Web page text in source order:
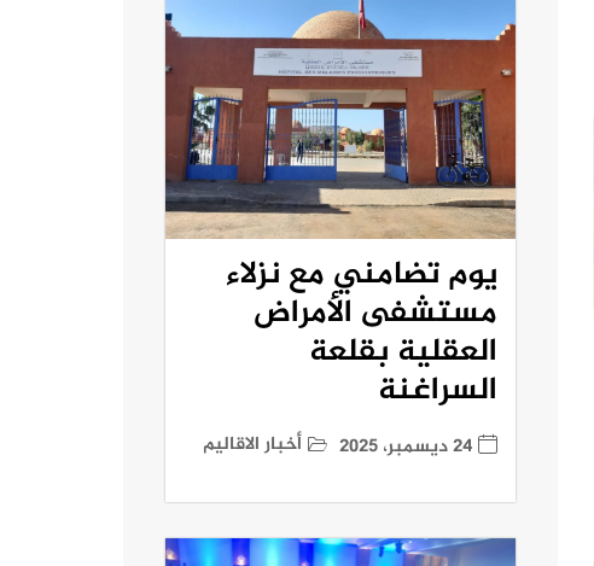
يوم تضامني مع نزلاء
مستشفى الأمراض
العقلية بقلعة
السراغنة
24 ديسمبر، 2025 أخبار الاقاليم